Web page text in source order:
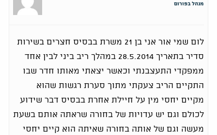
מנהל בפורום
לום שמי אור אני בן 21 משרת בבסיס חצרים בשירות
סדיר בתאריך 28.5.2014 במהלך ריב ביני לבין אחד
ממפקדי התעצבנתי וכאשר יצאתי מאותו חדר שבו
התקיים הריב צעקתי מתוך סערת רגשות שהוא
מקיים יחסי מין על חיילת אחרת בבסיס דבר שידוע
לכולם וגם יש עדויות של בחורה שראתה אותם בשעת
מעשה וגם של אותה בחורה שאיתה הוא קיים יחסי